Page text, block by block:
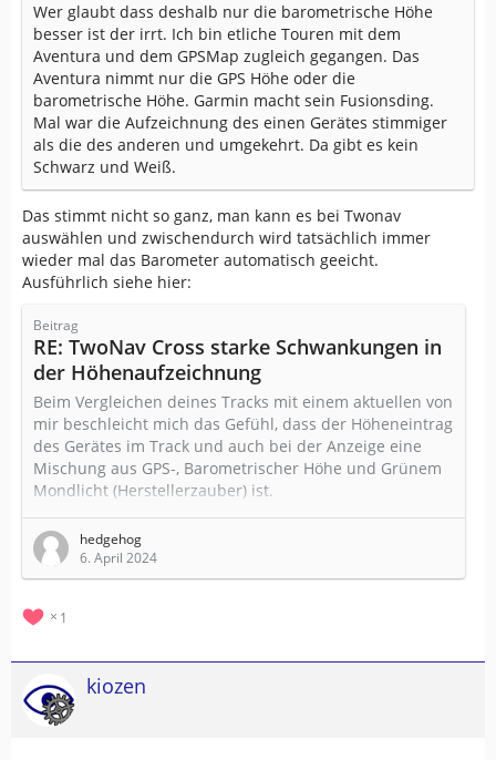
Wer glaubt dass deshalb nur die barometrische Höhe
besser ist der irrt. Ich bin etliche Touren mit dem
Aventura und dem GPSMap zugleich gegangen. Das
Aventura nimmt nur die GPS Höhe oder die
barometrische Höhe. Garmin macht sein Fusionsding.
Mal war die Aufzeichnung des einen Gerätes stimmiger
als die des anderen und umgekehrt. Da gibt es kein
Schwarz und Weiß.
Das stimmt nicht so ganz, man kann es bei Twonav
auswählen und zwischendurch wird tatsächlich immer
wieder mal das Barometer automatisch geeicht.
Ausführlich siehe hier:
Beitrag
RE: TwoNav Cross starke Schwankungen in
der Höhenaufzeichnung
Beim Vergleichen deines Tracks mit einem aktuellen von
mir beschleicht mich das Gefühl, dass der Höheneintrag
des Gerätes im Track und auch bei der Anzeige eine
Mischung aus GPS-, Barometrischer Höhe und Grünem
Mondlicht (Herstellerzauber) ist.
Vermutlich machen das alle Hersteller so, Compe gibt
uns aber die gut versteckte Möglichkeit, die Grundlagen
der Berechnung (Luftdruck, GPS Höhe, Barometrische
abzuspeichern (s.u.).
hedgehog
6. April 2024
1
kiozen